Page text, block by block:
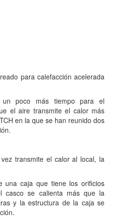
para calefacción acelerada
un poco más tiempo para el
el aire transmite el calor más
en la que se han reunido dos
transmite el calor al local, la
una caja que tiene los orificios
casco se calienta más que la
y la estructura de la caja se